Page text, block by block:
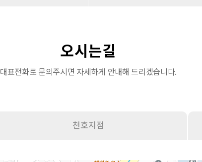
오시는길
대표전화로 문의주시면 자세하게 안내해 드리겠습니다.
천호지점